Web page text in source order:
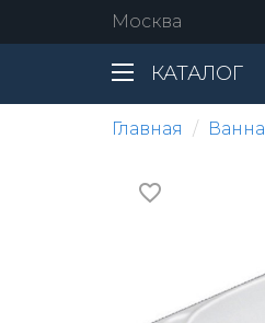
Москва
КАТАЛОГ
Главная Ванна
favorite_border